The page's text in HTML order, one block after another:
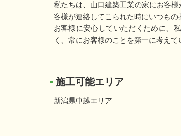
私たちは、山口建築工業の家にお客
客様が連絡してこられた時にいつもの
お客様に安心していただくために、
く、常にお客様のことを第一に考えて
■ 施工可能エリア
新潟県中越エリア